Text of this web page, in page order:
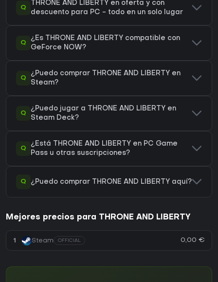
Q
THRONE AND LIBERTY en oferta y con
descuento para PC - todo en un solo lugar
Q
¿Es THRONE AND LIBERTY compatible con
GeForce NOW?
Q
¿Puedo comprar THRONE AND LIBERTY en
Steam?
Q
¿Puedo jugar a THRONE AND LIBERTY en
Steam Deck?
Q
¿Está THRONE AND LIBERTY en PC Game
Pass u otras suscripciones?
Q ¿Puedo comprar THRONE AND LIBERTY aquí?
Mejores precios para THRONE AND LIBERTY
1 Steam OFFICIAL 0,00 €